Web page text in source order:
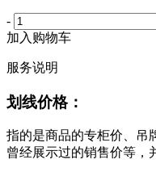
-
加入购物车
服务说明
划线价格：
指的是商品的专柜价、吊
曾经展示过的销售价等，